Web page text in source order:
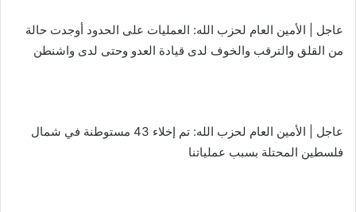
عاجل | الأمين العام لحزب الله: العمليات على الحدود أوجدت حالة
من القلق والترقب والخوف لدى قيادة العدو وحتى لدى واشنطن
عاجل | الأمين العام لحزب الله: تم إخلاء 43 مستوطنة في شمال
فلسطين المحتلة بسبب عملياتنا